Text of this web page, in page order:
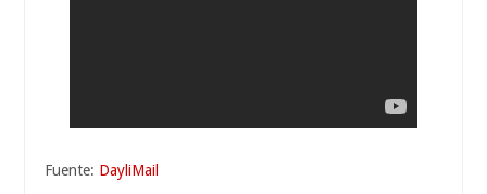
Fuente: DayliMail